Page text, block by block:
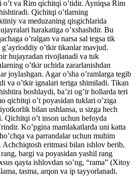
o’t va Rim qichitqi o’tidir. Ayniqsa Rim
Qichitqi o’tlarning
va meduzaning qisgichlarida
harakatiga o’xshashdir. Bu
o’ralgan va narsa sal tegsa tik
o’tkir tikanlar mavjud.
hujayradan rivojlanadi va tuk
o’tkir uchida zararlanishdan
joylashgan. Agar o’sha o’ramlarga tegib
va o’tkir ignalari teriga shimiladi. Tikan
boshlaydi, ba’zi og’ir hollarda teri
qichitqi o’t poyasidan tuklari o’ziga
bilan ushlansa, u sizga hech
Qichitqi o’t inson uchun befoyda
Ko’pgina mamlakatlarda uni katta
va parrandalar uchun muhim
eritmasi bilan ishlov berib,
bargi va poyasidan yashil rang
qayta ishlovdan so’ng, “rama” (Xitoy
tasma, arqon va ip tayyorlanadi.